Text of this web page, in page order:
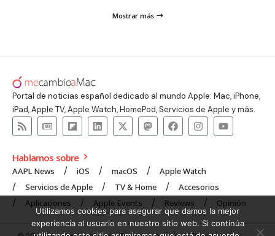
Mostrar más
Portal de noticias español dedicado al mundo Apple: Mac, iPhone,
iPad, Apple TV, Apple Watch, HomePod, Servicios de Apple y más.
Hablamos sobre
AAPL News iOS macOS
Apple Watch
Servicios de Apple
TV & Home
Accesorios
Aplicaciones
Apple Events Reviews Opinión
Utilizamos cookies para asegurar que damos la mejor
experiencia al usuario en nuestro sitio web. Si continúa